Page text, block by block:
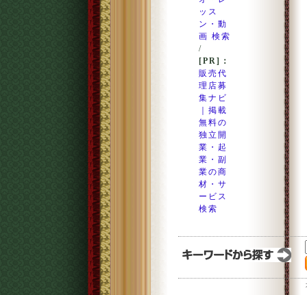
ッス
ン・動
画 検索
/
[PR]：
販売代
理店募
集ナビ
｜掲載
無料の
独立開
業・起
業・副
業の商
材・サ
ービス
検索